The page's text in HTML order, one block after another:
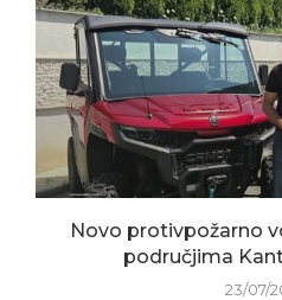
Novo protivpožarno
područjima
23/07/